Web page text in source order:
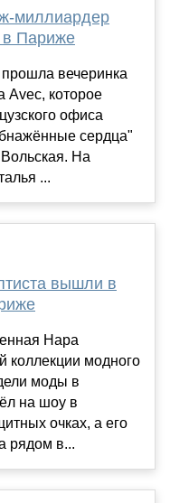
миллиардер
в Париже
вечеринка
Avec, которое
офиса
сердца"
На
...
вышли в
Нара
коллекции модного
моды в
на шоу в
очках, а его
рядом в...